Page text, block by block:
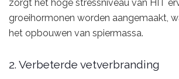
zorgt het hoge stressniveau van HIT
groeihormonen worden aangemaakt,
het opbouwen van spiermassa.
2. Verbeterde vetverbranding